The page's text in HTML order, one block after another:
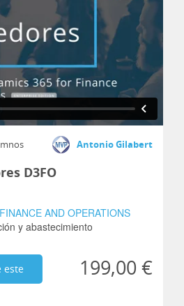
Antonio Gilabert
D3FO
AND OPERATIONS
y abastecimiento
este 199,00 €